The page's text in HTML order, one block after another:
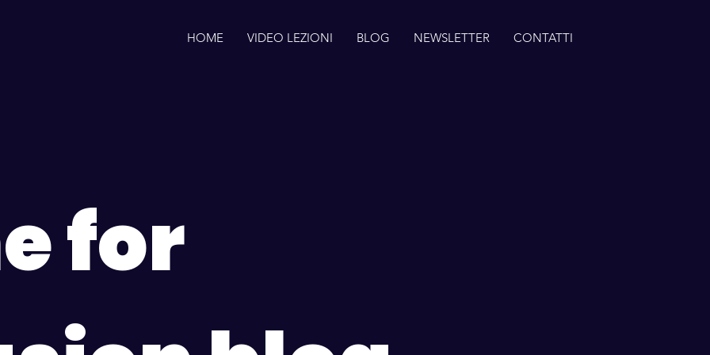
HOME VIDEO LEZIONI BLOG NEWSLETTER CONTATTI
for